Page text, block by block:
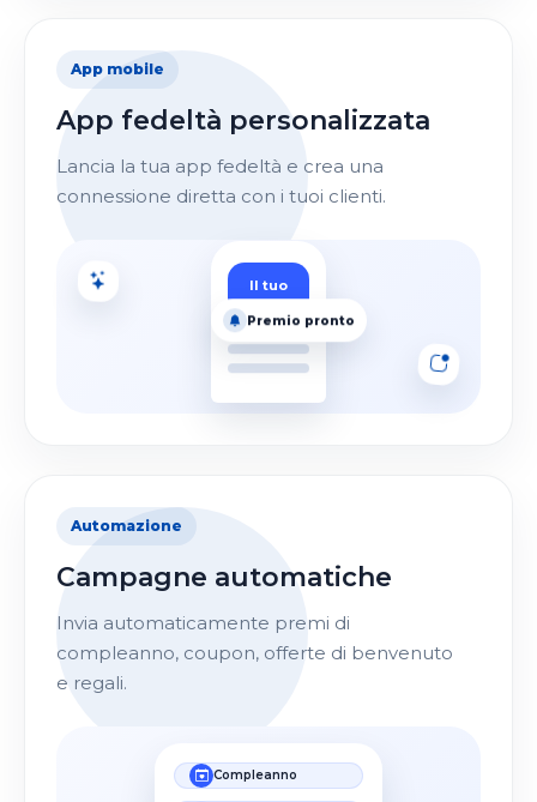
App mobile
App fedeltà personalizzata
Lancia la tua app fedeltà e crea una
connessione diretta con i tuoi clienti.
Il tuo
Automazione
Campagne automatiche
Invia automaticamente premi di
compleanno, coupon, offerte di benvenuto
e regali.
Compleanno